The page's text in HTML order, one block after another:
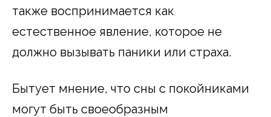
также воспринимается как
естественное явление, которое не
должно вызывать паники или страха.
Бытует мнение, что сны с покойниками
могут быть своеобразным